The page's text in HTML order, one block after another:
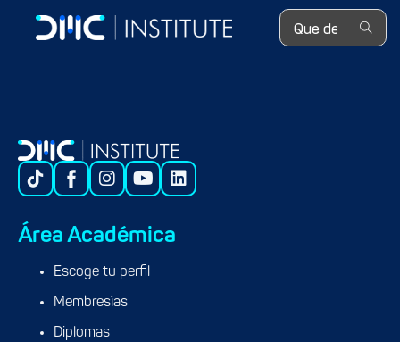
Search ...
Commercial Excelence Leader en Grupo Palmas, previamente ha
tenido experiencia en Fabrica Innovation Lab, TUMISOFT y E2E
Solutions.
Área Académica
Escoge tu perfil
Membresías
Diplomas